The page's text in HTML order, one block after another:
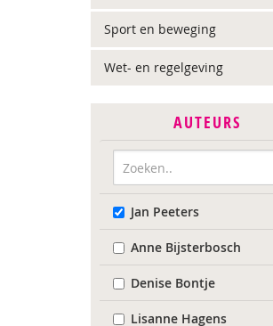
Sport en beweging
Wet- en regelgeving
AUTEURS
Jan Peeters
Anne Bijsterbosch
Denise Bontje
Lisanne Hagens